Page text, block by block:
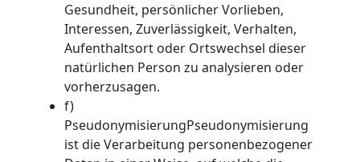
Gesundheit, persönlicher Vorlieben,
Interessen, Zuverlässigkeit, Verhalten,
Aufenthaltsort oder Ortswechsel dieser
natürlichen Person zu analysieren oder
vorherzusagen.
f)
PseudonymisierungPseudonymisierung
ist die Verarbeitung personenbezogener